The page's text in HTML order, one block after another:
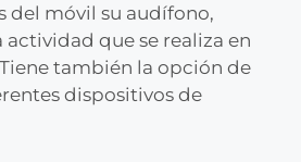
del móvil su audífono,
que se realiza en
también la opción de
dispositivos de